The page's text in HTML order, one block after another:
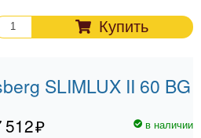
Купить
SLIMLUX II 60 BG
512 в наличии